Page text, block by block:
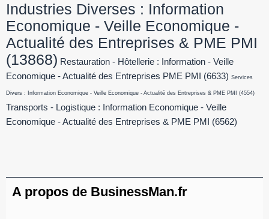
Industries Diverses : Information
Economique - Veille Economique -
Actualité des Entreprises & PME PMI
(13868) Restauration - Hôtellerie : Information - Veille
Economique - Actualité des Entreprises PME PMI
(6633) Services
Divers : Information Economique - Veille Economique - Actualité des Entreprises & PME PMI (4554)
Transports - Logistique : Information Economique - Veille
Economique - Actualité des Entreprises & PME PMI
(6562)
A propos de BusinessMan.fr